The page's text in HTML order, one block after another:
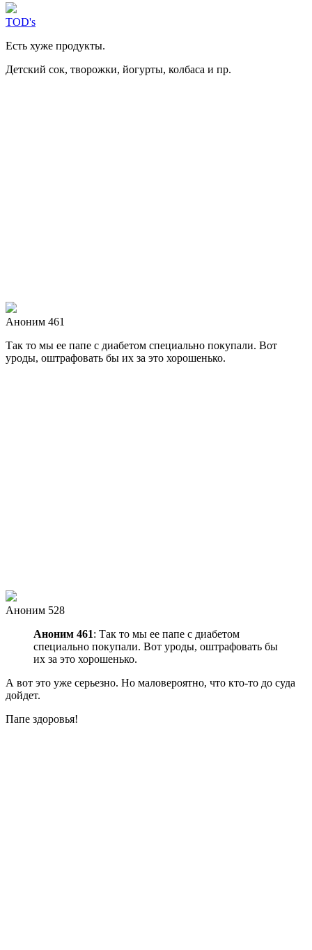
TOD's
Есть хуже продукты.
Детский сок, творожки, йогурты, колбаса и пр.
Аноним 461
Так то мы ее папе с диабетом специально покупали. Вот
уроды, оштрафовать бы их за это хорошенько.
Аноним 528
Аноним 461: Так то мы ее папе с диабетом
специально покупали. Вот уроды, оштрафовать бы
их за это хорошенько.
А вот это уже серьезно. Но маловероятно, что кто-то до суда
дойдет.
Папе здоровья!